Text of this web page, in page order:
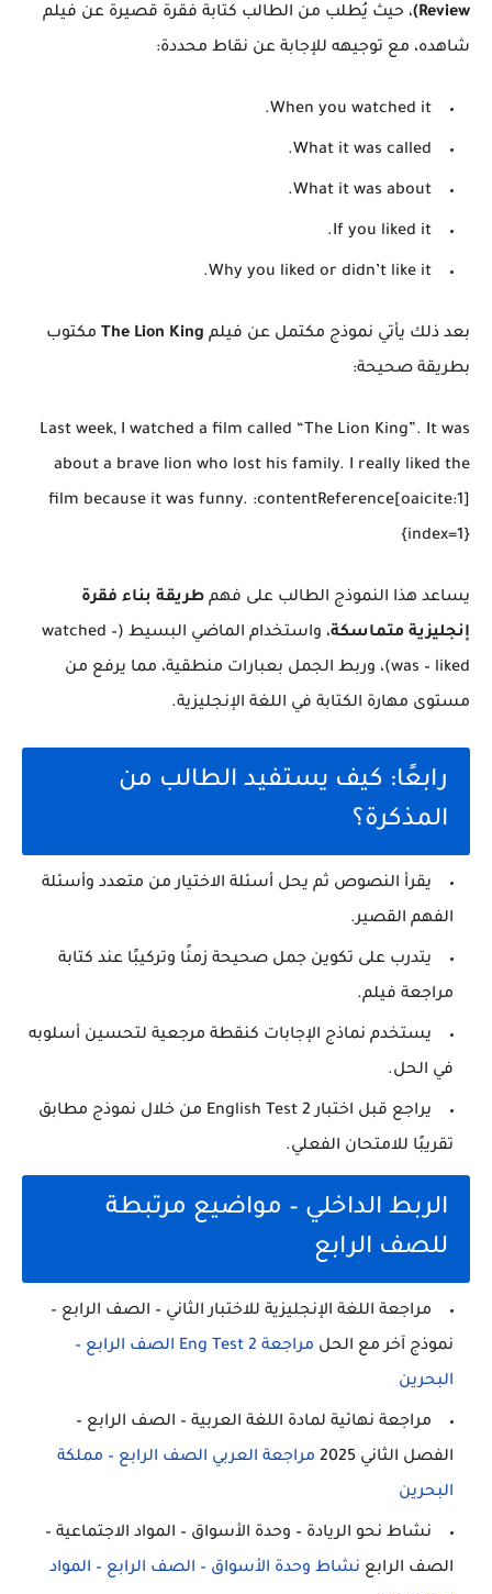
Review) ، حيث يُطلب من الطالب كتابة فقرة قصيرة عن فيلم
شاهده، مع توجيهه للإجابة عن نقاط محددة:
When you watched it.
What it was called.
What it was about.
If you liked it.
Why you liked or didn’t like it.
بعد ذلك يأتي نموذج مكتمل عن فيلم The Lion King مكتوب
بطريقة صحيحة:
Last week, I watched a film called “The Lion King”. It was
about a brave lion who lost his family. I really liked the
film because it was funny. :contentReference[oaicite:1]
{index=1}
يساعد هذا النموذج الطالب على فهم طريقة بناء فقرة
إنجليزية متماسكة
، واستخدام الماضي البسيط (watched –
was – liked)، وربط الجمل بعبارات منطقية، مما يرفع من
مستوى مهارة الكتابة في اللغة الإنجليزية.
رابعًا: كيف يستفيد الطالب من
المذكرة؟
يقرأ النصوص ثم يحل أسئلة الاختيار من متعدد وأسئلة
الفهم القصير.
يتدرب على تكوين جمل صحيحة زمنًا وتركيبًا عند كتابة
مراجعة فيلم.
يستخدم نماذج الإجابات كنقطة مرجعية لتحسين أسلوبه
في الحل.
يراجع قبل اختبار English Test 2 من خلال نموذج مطابق
تقريبًا للامتحان الفعلي.
الربط الداخلي – مواضيع مرتبطة
للصف الرابع
مراجعة اللغة الإنجليزية للاختبار الثاني – الصف الرابع –
نموذج آخر مع الحل
مراجعة Eng Test 2 الصف الرابع –
البحرين
مراجعة نهائية لمادة اللغة العربية – الصف الرابع –
الفصل الثاني 2025
مراجعة العربي الصف الرابع – مملكة
البحرين
نشاط نحو الريادة – وحدة الأسواق – المواد الاجتماعية –
الصف الرابع نشاط وحدة الأسواق – الصف الرابع – المواد